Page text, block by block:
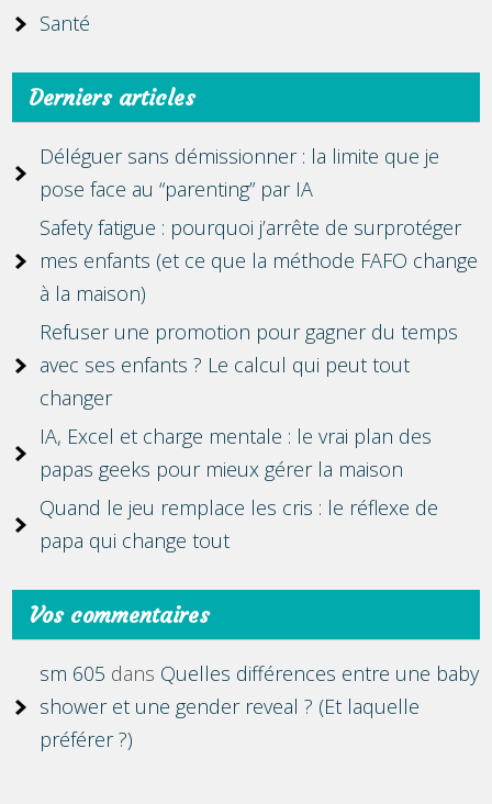
Santé
Derniers articles
Déléguer sans démissionner : la limite que je
pose face au “parenting” par IA
Safety fatigue : pourquoi j’arrête de surprotéger
mes enfants (et ce que la méthode FAFO change
à la maison)
Refuser une promotion pour gagner du temps
avec ses enfants ? Le calcul qui peut tout
changer
IA, Excel et charge mentale : le vrai plan des
papas geeks pour mieux gérer la maison
Quand le jeu remplace les cris : le réflexe de
papa qui change tout
Vos commentaires
sm 605 dans Quelles différences entre une baby
shower et une gender reveal ? (Et laquelle
préférer ?)